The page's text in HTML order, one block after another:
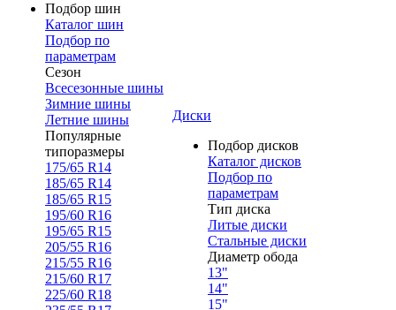
Подбор шин
Каталог шин
Подбор по
параметрам
Сезон
Всесезонные шины
Зимние шины
Летние шины
Популярные
типоразмеры
175/65 R14
185/65 R14
185/65 R15
195/60 R16
195/65 R15
205/55 R16
215/55 R16
215/60 R17
225/60 R18
Диски
Подбор дисков
Каталог дисков
Подбор по
параметрам
Тип диска
Литые диски
Стальные диски
Диаметр обода
13"
14"
15"